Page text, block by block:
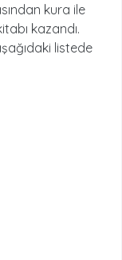
kura ile
kazandı.
listede